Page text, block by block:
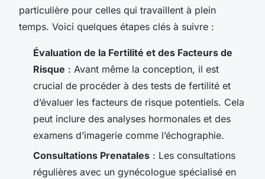
particulière pour celles qui travaillent à plein
temps. Voici quelques étapes clés à suivre :
Évaluation de la Fertilité et des Facteurs de
Risque : Avant même la conception, il est
crucial de procéder à des tests de fertilité et
d’évaluer les facteurs de risque potentiels. Cela
peut inclure des analyses hormonales et des
examens d’imagerie comme l’échographie.
Consultations Prenatales : Les consultations
régulières avec un gynécologue spécialisé en